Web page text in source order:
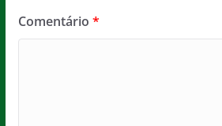
Comentário *